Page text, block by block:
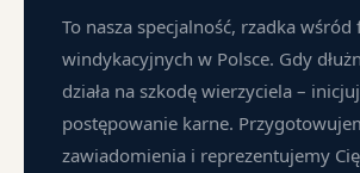
To nasza specjalność, rzadka wśród
windykacyjnych w Polsce. Gdy
działa na szkodę wierzyciela –
postępowanie karne.
zawiadomienia i reprezentujemy